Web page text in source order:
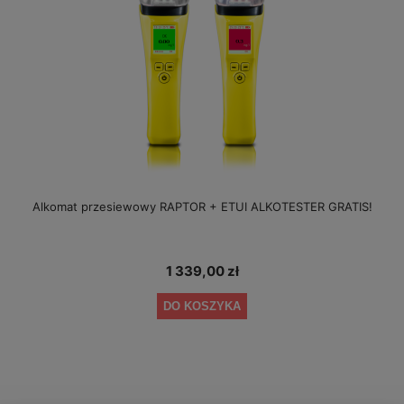
Alkomat przesiewowy RAPTOR + ETUI ALKOTESTER GRATIS!
1 339,00 zł
DO KOSZYKA